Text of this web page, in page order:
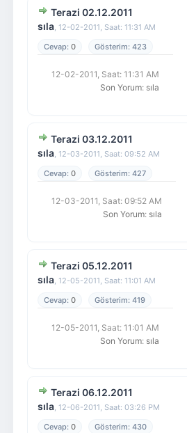
Terazi 02.12.2011
sıla, 12-02-2011, Saat: 11:31 AM
0
423
12-02-2011, Saat: 11:31 AM
Son Yorum: sıla
Terazi 03.12.2011
sıla, 12-03-2011, Saat: 09:52 AM
0
427
12-03-2011, Saat: 09:52 AM
Son Yorum: sıla
Terazi 05.12.2011
sıla, 12-05-2011, Saat: 11:01 AM
0
419
12-05-2011, Saat: 11:01 AM
Son Yorum: sıla
Terazi 06.12.2011
sıla, 12-06-2011, Saat: 03:26 PM
0
430